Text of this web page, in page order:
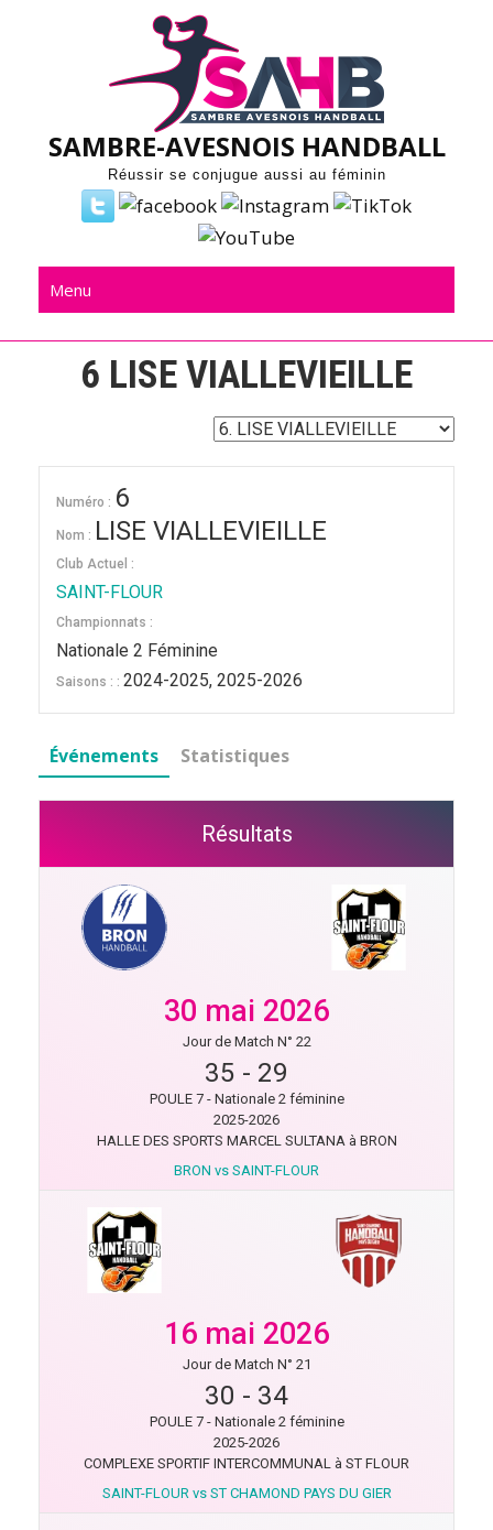
SAMBRE-AVESNOIS HANDBALL
Réussir se conjugue aussi au féminin
Menu
6 LISE VIALLEVIEILLE
Numéro : 6
Nom : LISE VIALLEVIEILLE
Club Actuel :
SAINT-FLOUR
Championnats :
Nationale 2 Féminine
Saisons : : 2024-2025, 2025-2026
Événements Statistiques
Résultats
30 mai 2026
Jour de Match N° 22
35 - 29
POULE 7 - Nationale 2 féminine
2025-2026
HALLE DES SPORTS MARCEL SULTANA à BRON
BRON vs SAINT-FLOUR
16 mai 2026
Jour de Match N° 21
30 - 34
POULE 7 - Nationale 2 féminine
2025-2026
COMPLEXE SPORTIF INTERCOMMUNAL à ST FLOUR
SAINT-FLOUR vs ST CHAMOND PAYS DU GIER